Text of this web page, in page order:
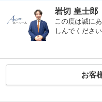
岩切 皇士郎
この度は誠に
しんでくださ
お客